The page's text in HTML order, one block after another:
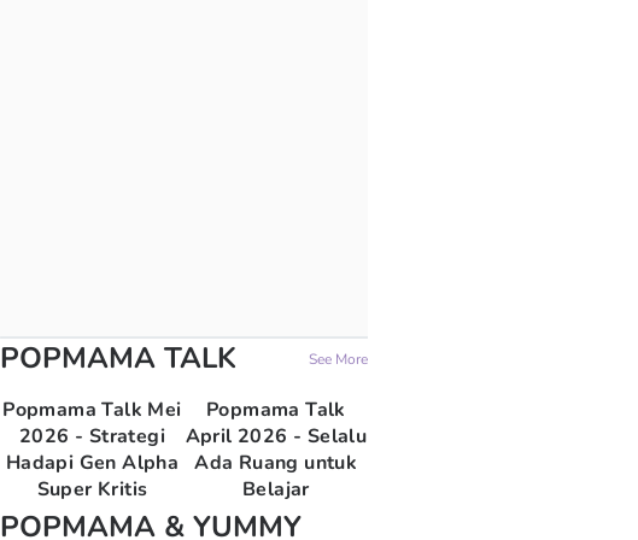
POPMAMA TALK See More
Popmama Talk Mei
2026 - Strategi
Hadapi Gen Alpha
Super Kritis
Popmama Talk
April 2026 - Selalu
Ada Ruang untuk
Belajar
POPMAMA & YUMMY